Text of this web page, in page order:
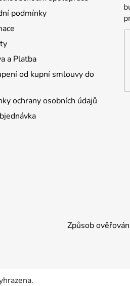
podmínky
a Platba
od kupní smlouvy do
ochrany osobních údajů
Způsob